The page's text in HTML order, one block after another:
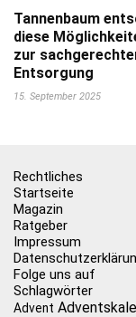
Tannenbaum
diese
zur
Entsorgung
15. September 2025
Rechtliches
Startseite
Magazin
Ratgeber
Impressum
Folge uns auf
Schlagwörter
Advent